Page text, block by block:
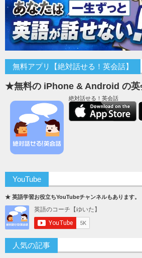
無料アプリ【絶対話せる！英会話】
★無料の iPhone & Android の英
絶対話せる！英会話
YouTube
★ 英語学習お役立ちYouTubeチャンネルもあります。
人気の記事